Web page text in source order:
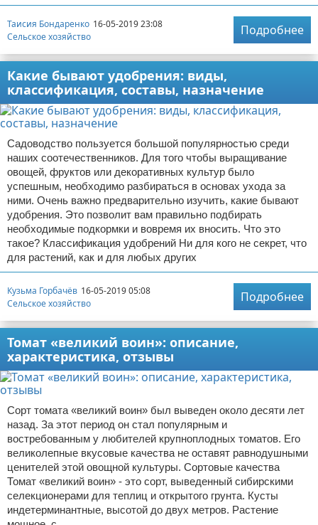
Таисия Бондаренко 16-05-2019 23:08
Сельское хозяйство
Подробнее
Какие бывают удобрения: виды,
классификация, составы, назначение
Садоводство пользуется большой популярностью среди
наших соотечественников. Для того чтобы выращивание
овощей, фруктов или декоративных культур было
успешным, необходимо разбираться в основах ухода за
ними. Очень важно предварительно изучить, какие бывают
удобрения. Это позволит вам правильно подбирать
необходимые подкормки и вовремя их вносить. Что это
такое? Классификация удобрений Ни для кого не секрет, что
для растений, как и для любых других
Кузьма Горбачёв 16-05-2019 05:08
Сельское хозяйство
Подробнее
Томат «великий воин»: описание,
характеристика, отзывы
Сорт томата «великий воин» был выведен около десяти лет
назад. За этот период он стал популярным и
востребованным у любителей крупноплодных томатов. Его
великолепные вкусовые качества не оставят равнодушными
ценителей этой овощной культуры. Сортовые качества
Томат «великий воин» - это сорт, выведенный сибирскими
селекционерами для теплиц и открытого грунта. Кусты
индетерминантные, высотой до двух метров. Растение